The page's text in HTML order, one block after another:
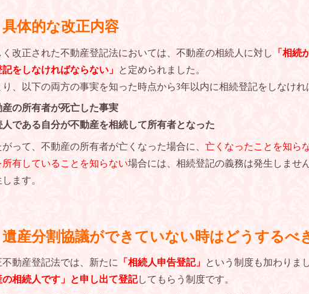
体的な改正内容
改正された不動産登記法においては、不動産の相続人に対し 「相続
をしなければならない」 と定められました。
、以下の両方の事実を知った時点から3年以内に相続登記をしなけれ
産の所有者が死亡した事実
人である自分が不動産を相続して所有者となった
って、不動産の所有者が亡くなった場合に、 亡くなったことを知ら
有していることを知らない場合には、相続登記の義務は発生しませ
ます。
産分割協議ができていない時はどうするべ
動産登記法では、新たに 「相続人申告登記」 という制度も加わりま
相続人です」と申し出て登記してもらう制度です。